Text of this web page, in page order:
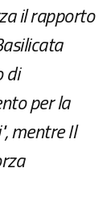
il rapporto
di
per la
mentre Il